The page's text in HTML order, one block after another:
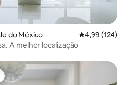
do México Classificação
4,99 (124)
A melhor localização